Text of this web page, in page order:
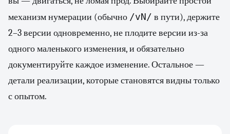
механизм нумерации (обычно /vN/ в пути), держите
2–3 версии одновременно, не плодите версии из-за
одного маленького изменения, и обязательно
документируйте каждое изменение. Остальное —
детали реализации, которые становятся видны только
с опытом.